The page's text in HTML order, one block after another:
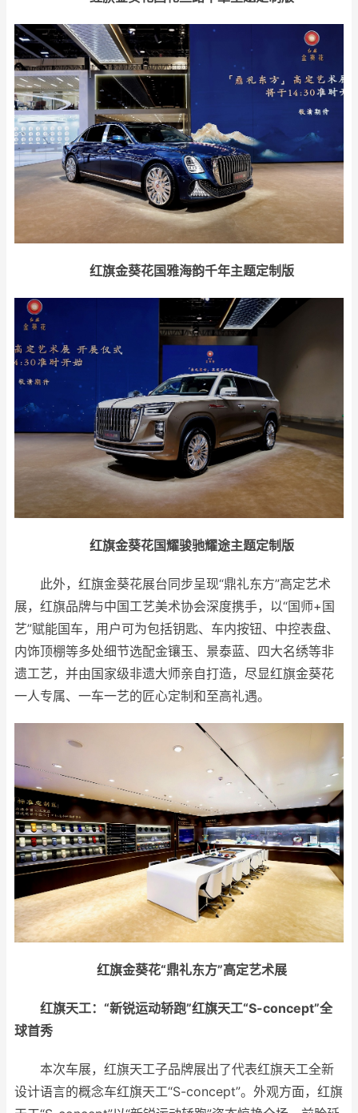
红旗金葵花国雅海韵千年主题定制版
红旗金葵花国耀骏驰耀途主题定制版
此外，红旗金葵花展台同步呈现“鼎礼东方”高定艺术
展，红旗品牌与中国工艺美术协会深度携手，以“国师+国
艺”赋能国车，用户可为包括钥匙、车内按钮、中控表盘、
内饰顶棚等多处细节选配金镶玉、景泰蓝、四大名绣等非
遗工艺，并由国家级非遗大师亲自打造，尽显红旗金葵花
一人专属、一车一艺的匠心定制和至高礼遇。
红旗金葵花“鼎礼东方”高定艺术展
红旗天工： “新锐运动轿跑”红旗天工“S-concept”全
球首秀
本次车展，红旗天工子品牌展出了代表红旗天工全新
设计语言的概念车红旗天工“S-concept”。外观方面，红旗